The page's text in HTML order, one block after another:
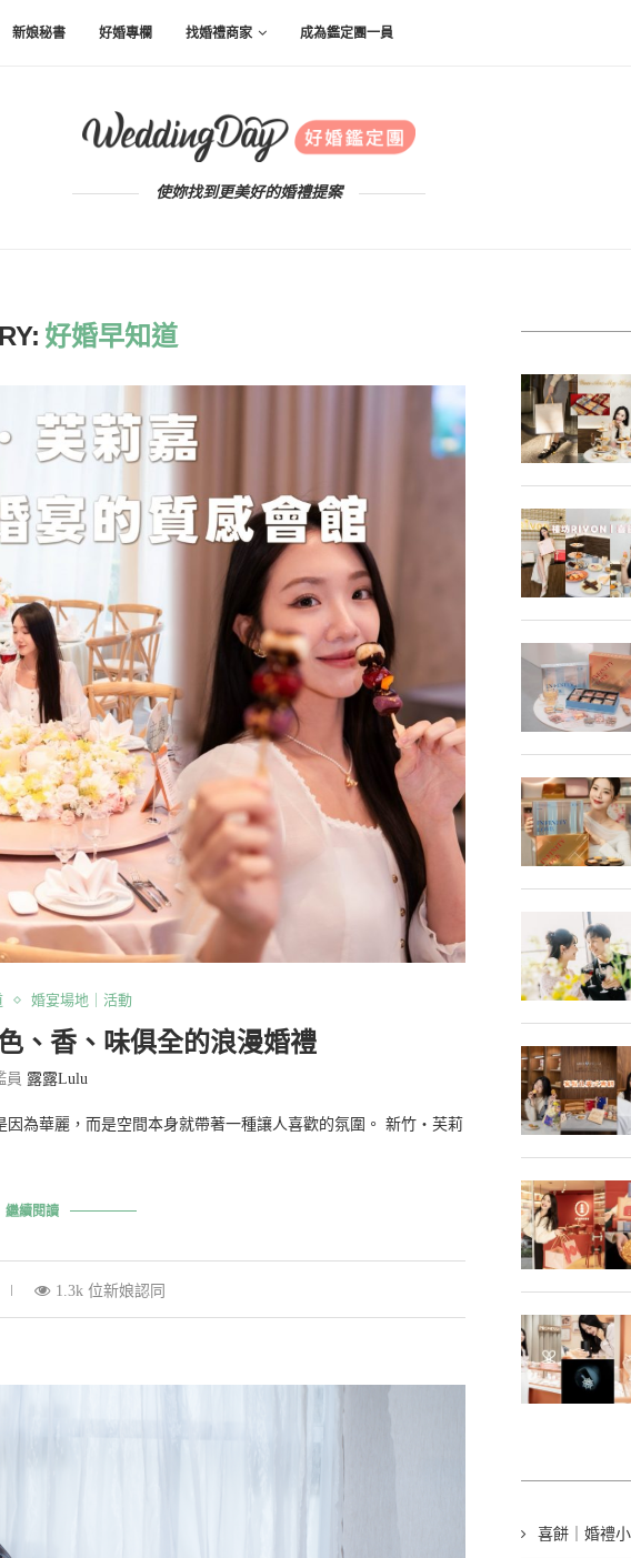
新娘秘書 好婚專欄 找婚禮商家 成為鑑定團一員
使妳找到更美好的婚禮提案
好婚早知道
婚宴場地｜活動
、香、味俱全的浪漫婚禮
員 露露Lulu
為華麗，而是空間本身就帶著一種讓人喜歡的氛圍。 新竹‧芙莉
繼續閱讀
1.3k 位新娘認同
喜餅｜婚禮